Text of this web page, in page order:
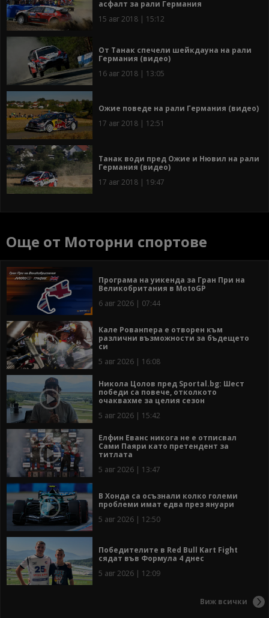
асфалт за рали Германия
15 авг 2018 | 15:12
От Танак спечели шейкдауна на рали
Германия (видео)
16 авг 2018 | 13:05
Ожие поведе на рали Германия (видео)
17 авг 2018 | 12:51
Танак води пред Ожие и Нювил на рали
Германия (видео)
17 авг 2018 | 19:47
Още от Моторни спортове
Програма на уикенда за Гран При на
Великобритания в MotoGP
6 авг 2026 | 07:44
Кале Рованпера е отворен към
различни възможности за бъдещето
си
5 авг 2026 | 16:08
Никола Цолов пред Sportal.bg: Шест
победи са повече, отколкото
очаквахме за целия сезон
5 авг 2026 | 15:42
Елфин Еванс никога не е отписвал
Сами Паяри като претендент за
титлата
5 авг 2026 | 13:47
В Хонда са осъзнали колко големи
проблеми имат едва през януари
5 авг 2026 | 12:50
Победителите в Red Bull Kart Fight
сядат във Формула 4 днес
5 авг 2026 | 12:09
Виж всички